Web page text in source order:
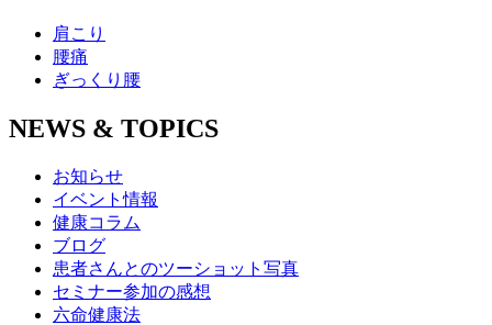
肩こり
腰痛
ぎっくり腰
NEWS & TOPICS
お知らせ
イベント情報
健康コラム
ブログ
患者さんとのツーショット写真
セミナー参加の感想
六命健康法